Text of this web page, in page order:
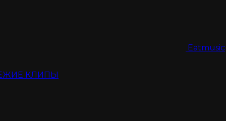
Eatmusic
КЛИПЫ